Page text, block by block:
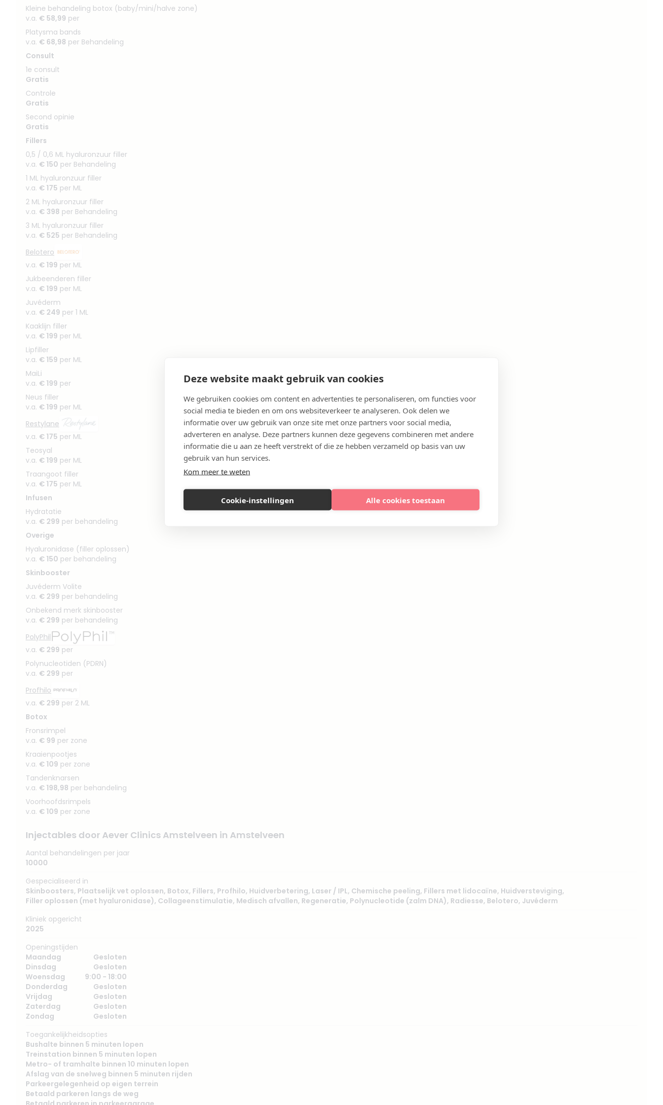
Deze website maakt gebruik van cookies
We gebruiken cookies om content en advertenties te personaliseren, om functies voor
social media te bieden en om ons websiteverkeer te analyseren. Ook delen we
informatie over uw gebruik van onze site met onze partners voor social media,
adverteren en analyse. Deze partners kunnen deze gegevens combineren met andere
informatie die u aan ze heeft verstrekt of die ze hebben verzameld op basis van uw
gebruik van hun services.
Kom meer te weten
Cookie-instellingen Alle cookies toestaan
Kleine behandeling botox (baby/mini/halve zone)
v.a. € 58,99 per
Platysma bands
v.a. € 68,98 per Behandeling
Consult
1e consult
Gratis
Controle
Gratis
Second opinie
Gratis
Fillers
0,5 / 0,6 ML hyaluronzuur filler
v.a. € 150 per Behandeling
1 ML hyaluronzuur filler
v.a. € 175 per ML
2 ML hyaluronzuur filler
v.a. € 398 per Behandeling
3 ML hyaluronzuur filler
v.a. € 525 per Behandeling
Belotero
v.a. € 199 per ML
Jukbeenderen filler
v.a. € 199 per ML
Juvéderm
v.a. € 249 per 1 ML
Kaaklijn filler
v.a. € 199 per ML
Lipfiller
v.a. € 159 per ML
MaiLi
v.a. € 199 per
Neus filler
v.a. € 199 per ML
Restylane
v.a. € 175 per ML
Teosyal
v.a. € 199 per ML
Traangoot filler
v.a. € 175 per ML
Infusen
Hydratatie
v.a. € 299 per behandeling
Overige
Hyaluronidase (filler oplossen)
v.a. € 150 per behandeling
Skinbooster
Juvéderm Volite
v.a. € 299 per behandeling
Onbekend merk skinbooster
v.a. € 299 per behandeling
PolyPhil
v.a. € 299 per
Polynucleotiden (PDRN)
v.a. € 299 per
Profhilo
v.a. € 299 per 2 ML
Botox
Fronsrimpel
v.a. € 99 per zone
Kraaienpootjes
v.a. € 109 per zone
Tandenknarsen
v.a. € 198,98 per behandeling
Voorhoofdsrimpels
v.a. € 109 per zone
Injectables door Aever Clinics Amstelveen in Amstelveen
Aantal behandelingen per jaar
10000
Gespecialiseerd in
Skinboosters, Plaatselijk vet oplossen, Botox, Fillers, Profhilo, Huidverbetering, Laser / IPL, Chemische peeling, Fillers met lidocaïne, Huidversteviging,
Filler oplossen (met hyaluronidase), Collageenstimulatie, Medisch afvallen, Regeneratie, Polynucleotide (zalm DNA), Radiesse, Belotero, Juvéderm
Kliniek opgericht
2025
Openingstijden
Maandag
Gesloten
Dinsdag
Gesloten
Woensdag
9:00 - 18:00
Donderdag
Gesloten
Vrijdag
Gesloten
Zaterdag
Gesloten
Zondag
Gesloten
Toegankelijkheidsopties
Bushalte binnen 5 minuten lopen
Treinstation binnen 5 minuten lopen
Metro- of tramhalte binnen 10 minuten lopen
Afslag van de snelweg binnen 5 minuten rijden
Parkeergelegenheid op eigen terrein
Betaald parkeren langs de weg